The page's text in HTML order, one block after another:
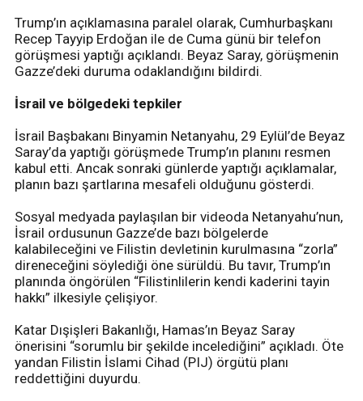
Trump’ın açıklamasına paralel olarak, Cumhurbaşkanı
Recep Tayyip Erdoğan ile de Cuma günü bir telefon
görüşmesi yaptığı açıklandı. Beyaz Saray, görüşmenin
Gazze’deki duruma odaklandığını bildirdi.
İsrail ve bölgedeki tepkiler
İsrail Başbakanı Binyamin Netanyahu, 29 Eylül’de Beyaz
Saray’da yaptığı görüşmede Trump’ın planını resmen
kabul etti. Ancak sonraki günlerde yaptığı açıklamalar,
planın bazı şartlarına mesafeli olduğunu gösterdi.
Sosyal medyada paylaşılan bir videoda Netanyahu’nun,
İsrail ordusunun Gazze’de bazı bölgelerde
kalabileceğini ve Filistin devletinin kurulmasına “zorla”
direneceğini söylediği öne sürüldü. Bu tavır, Trump’ın
planında öngörülen “Filistinlilerin kendi kaderini tayin
hakkı” ilkesiyle çelişiyor.
Katar Dışişleri Bakanlığı, Hamas’ın Beyaz Saray
önerisini “sorumlu bir şekilde incelediğini” açıkladı. Öte
yandan Filistin İslami Cihad (PIJ) örgütü planı
reddettiğini duyurdu.